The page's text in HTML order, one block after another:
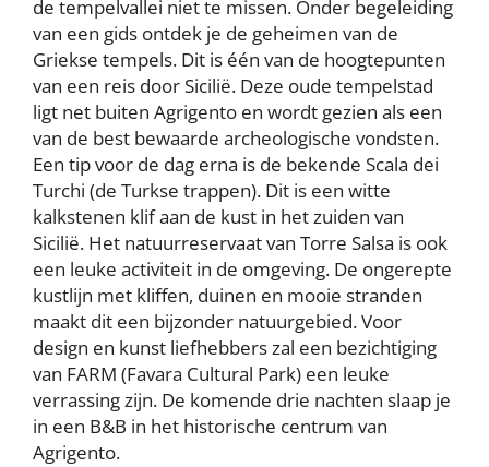
de tempelvallei niet te missen. Onder begeleiding
van een gids ontdek je de geheimen van de
Griekse tempels. Dit is één van de hoogtepunten
van een reis door Sicilië. Deze oude tempelstad
ligt net buiten Agrigento en wordt gezien als een
van de best bewaarde archeologische vondsten.
Een tip voor de dag erna is de bekende Scala dei
Turchi (de Turkse trappen). Dit is een witte
kalkstenen klif aan de kust in het zuiden van
Sicilië. Het natuurreservaat van Torre Salsa is ook
een leuke activiteit in de omgeving. De ongerepte
kustlijn met kliffen, duinen en mooie stranden
maakt dit een bijzonder natuurgebied. Voor
design en kunst liefhebbers zal een bezichtiging
van FARM (Favara Cultural Park) een leuke
verrassing zijn. De komende drie nachten slaap je
in een B&B in het historische centrum van
Agrigento.